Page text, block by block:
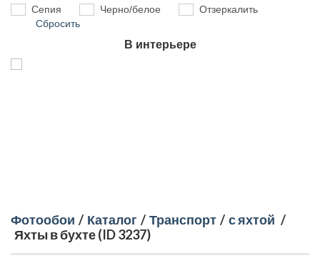
Сепия Черно/белое
Отзеркалить
Сбросить
В интерьере
Фотообои / Каталог / Транспорт / с яхтой /
Яхты в бухте (ID 3237)